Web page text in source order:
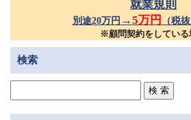
就業規則
別途20万円 →5万円 （税抜
※顧問契約をしている
検索